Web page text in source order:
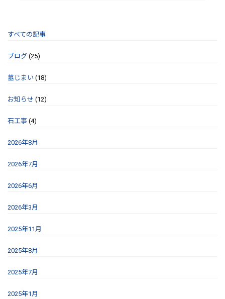
すべての記事
ブログ (25)
墓じまい (18)
お知らせ (12)
石工事 (4)
2026年8月
2026年7月
2026年6月
2026年3月
2025年11月
2025年8月
2025年7月
2025年1月